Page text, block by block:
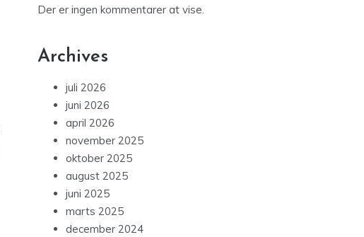
Der er ingen kommentarer at vise.
Archives
juli 2026
juni 2026
april 2026
november 2025
oktober 2025
august 2025
juni 2025
marts 2025
december 2024